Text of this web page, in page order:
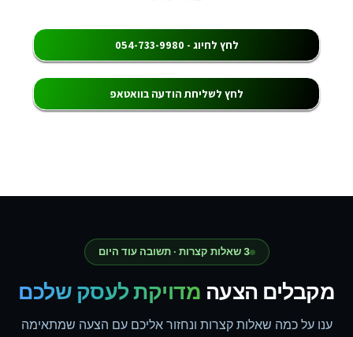
לחץ לחיוג - 054-733-9980
לחץ לשליחת הודעה בוואטאפ
3 שאלות קצרות · תשובה עוד היום
מקבלים הצעה מדויקת לעסק שלכם
ענו על כמה שאלות קצרות ונחזור אליכם עם הצעה שמתאימה